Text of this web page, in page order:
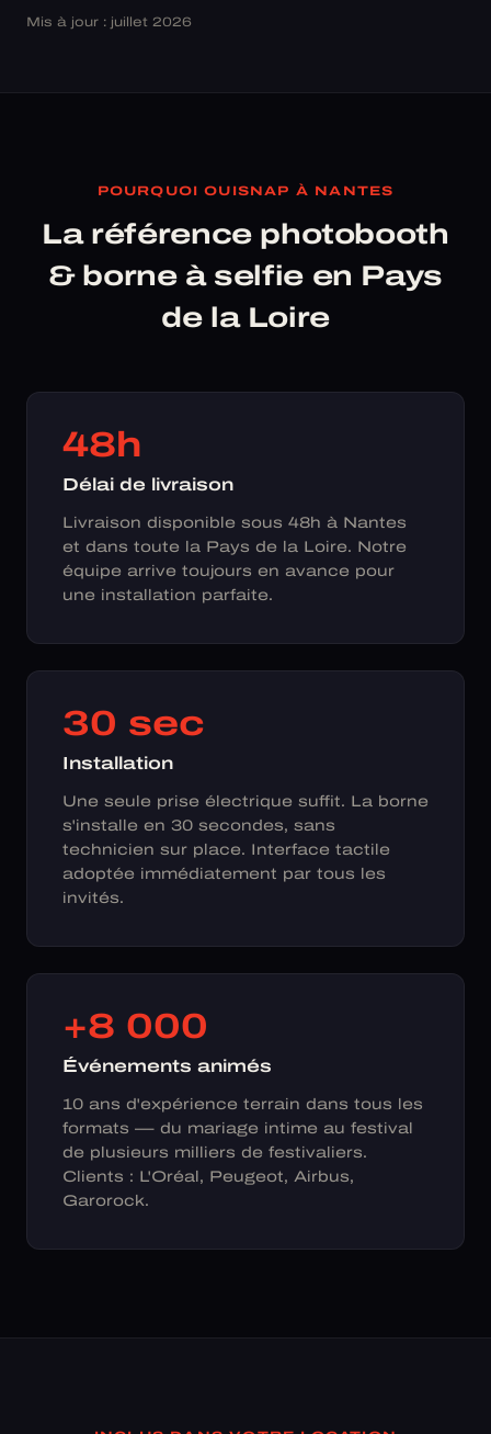
Mis à jour : juillet 2026
POURQUOI OUISNAP À NANTES
La référence photobooth
& borne à selfie en Pays
de la Loire
48h
Délai de livraison
Livraison disponible sous 48h à Nantes
et dans toute la Pays de la Loire. Notre
équipe arrive toujours en avance pour
une installation parfaite.
30 sec
Installation
Une seule prise électrique suffit. La borne
s'installe en 30 secondes, sans
technicien sur place. Interface tactile
adoptée immédiatement par tous les
invités.
+8 000
Événements animés
10 ans d'expérience terrain dans tous les
formats — du mariage intime au festival
de plusieurs milliers de festivaliers.
Clients : L'Oréal, Peugeot, Airbus,
Garorock.